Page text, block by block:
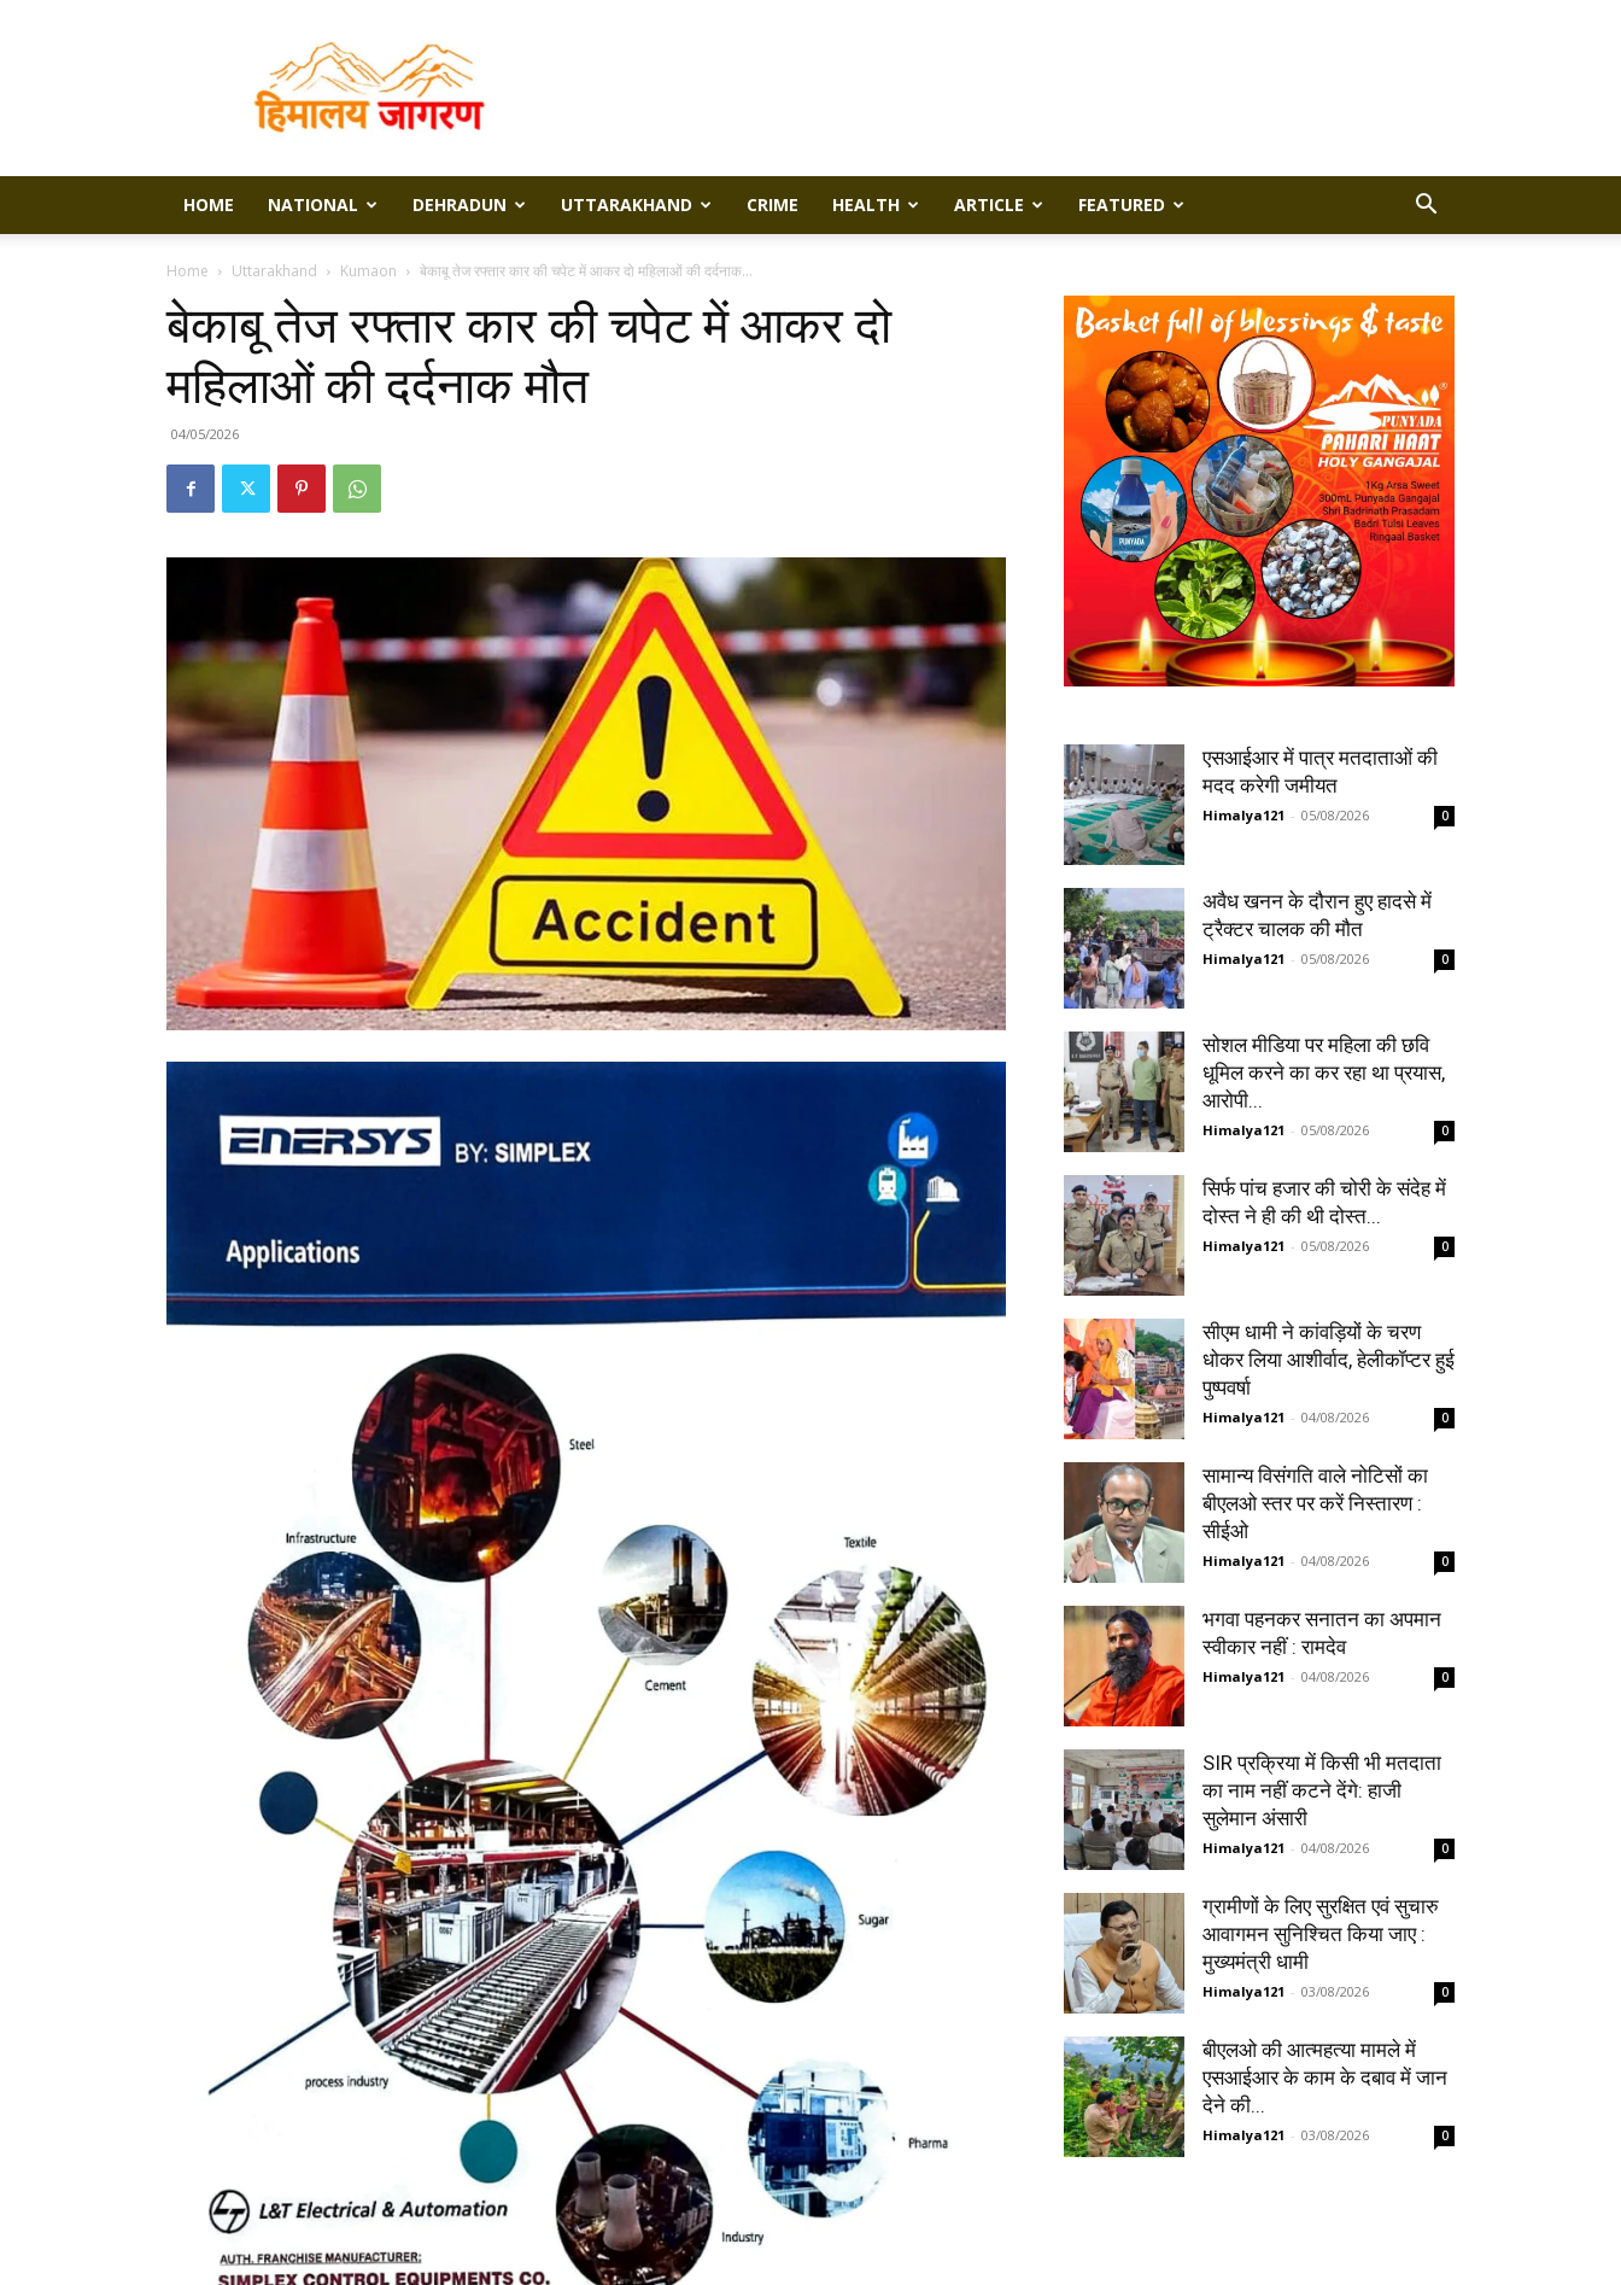
Himalaya
Jagran
HOME NATIONAL DEHRADUN UTTARAKHAND CRIME HEALTH ARTICLE FEATURED
Home Uttarakhand Kumaon बेकाबू तेज रफ्तार कार की चपेट में आकर दो महिलाओं की दर्दनाक...
बेकाबू तेज रफ्तार कार की चपेट में आकर दो
महिलाओं की दर्दनाक मौत
04/05/2026
एसआईआर में पात्र मतदाताओं की
मदद करेगी जमीयत
Himalya121 - 05/08/2026 0
अवैध खनन के दौरान हुए हादसे में
ट्रैक्टर चालक की मौत
Himalya121 - 05/08/2026 0
सोशल मीडिया पर महिला की छवि
धूमिल करने का कर रहा था प्रयास,
आरोपी...
Himalya121 - 05/08/2026 0
सिर्फ पांच हजार की चोरी के संदेह में
दोस्त ने ही की थी दोस्त...
Himalya121 - 05/08/2026 0
सीएम धामी ने कांवड़ियों के चरण
धोकर लिया आशीर्वाद, हेलीकॉप्टर हुई
पुष्पवर्षा
Himalya121 - 04/08/2026 0
सामान्य विसंगति वाले नोटिसों का
बीएलओ स्तर पर करें निस्तारण :
सीईओ
Himalya121 - 04/08/2026 0
भगवा पहनकर सनातन का अपमान
स्वीकार नहीं : रामदेव
Himalya121 - 04/08/2026 0
SIR प्रक्रिया में किसी भी मतदाता
का नाम नहीं कटने देंगे: हाजी
सुलेमान अंसारी
Himalya121 - 04/08/2026 0
ग्रामीणों के लिए सुरक्षित एवं सुचारु
आवागमन सुनिश्चित किया जाए :
मुख्यमंत्री धामी
Himalya121 - 03/08/2026 0
बीएलओ की आत्महत्या मामले में
एसआईआर के काम के दबाव में जान
देने की...
Himalya121 - 03/08/2026 0